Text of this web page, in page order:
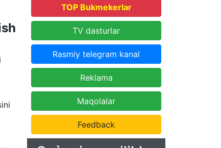
TOP Bukmekerlar
TV dasturlar
Rasmiy telegram kanal
Reklama
Maqolalar
Feedback